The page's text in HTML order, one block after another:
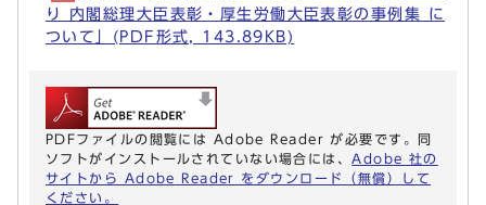
り 内閣総理大臣表彰・厚生労働大臣表彰の事例集 に
ついて」(PDF形式, 143.89KB)
PDFファイルの閲覧には Adobe Reader が必要です。同
ソフトがインストールされていない場合には、 Adobe 社の
サイトから Adobe Reader をダウンロード（無償）して
ください。